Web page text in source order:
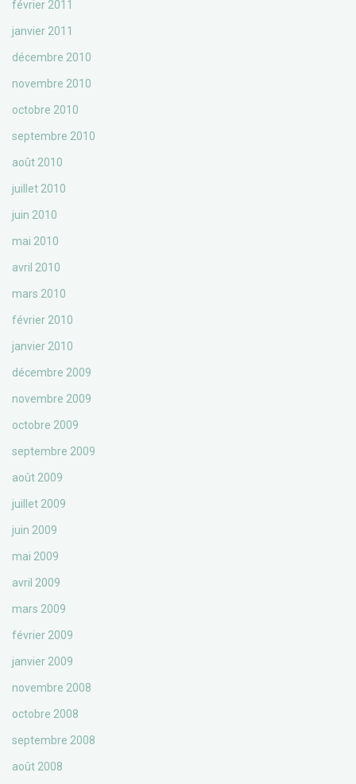
février 2011
janvier 2011
décembre 2010
novembre 2010
octobre 2010
septembre 2010
août 2010
juillet 2010
juin 2010
mai 2010
avril 2010
mars 2010
février 2010
janvier 2010
décembre 2009
novembre 2009
octobre 2009
septembre 2009
août 2009
juillet 2009
juin 2009
mai 2009
avril 2009
mars 2009
février 2009
janvier 2009
novembre 2008
octobre 2008
septembre 2008
août 2008